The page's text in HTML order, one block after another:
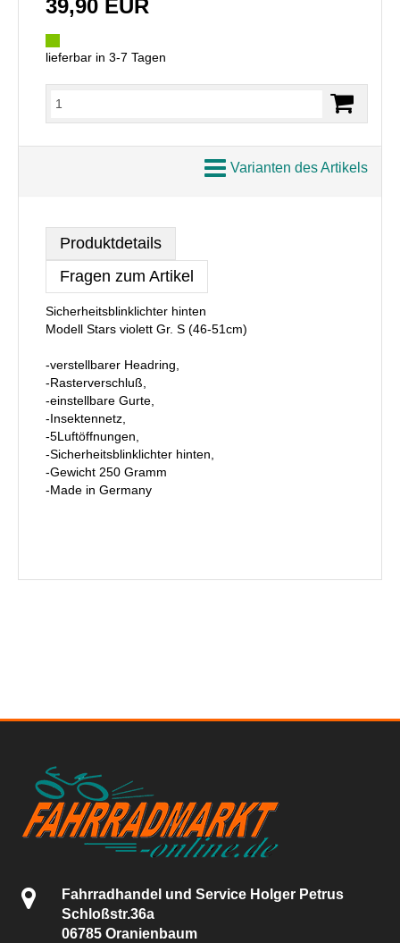
39,90 EUR
lieferbar in 3-7 Tagen
Varianten des Artikels
Produktdetails
Fragen zum Artikel
Sicherheitsblinklichter hinten
Modell Stars violett Gr. S (46-51cm)
-verstellbarer Headring,
-Rasterverschluß,
-einstellbare Gurte,
-Insektennetz,
-5Luftöffnungen,
-Sicherheitsblinklichter hinten,
-Gewicht 250 Gramm
-Made in Germany
Fahrradhandel und Service Holger Petrus
Schloßstr.36a
06785 Oranienbaum